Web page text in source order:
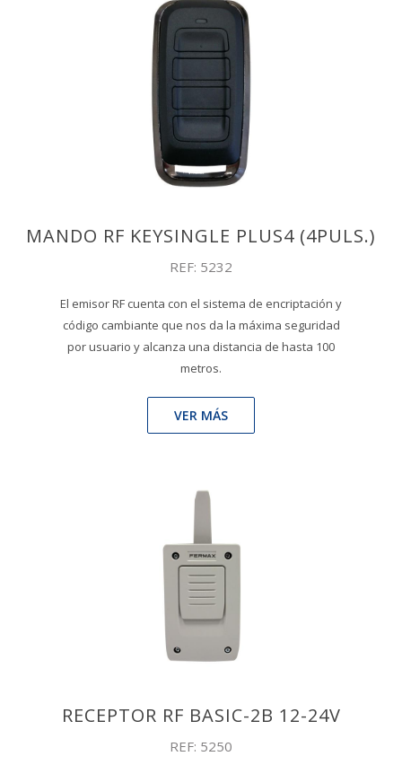
MANDO RF KEYSINGLE PLUS4 (4PULS.)
REF: 5232
El emisor RF cuenta con el sistema de encriptación y
código cambiante que nos da la máxima seguridad
por usuario y alcanza una distancia de hasta 100
metros.
VER MÁS
RECEPTOR RF BASIC-2B 12-24V
REF: 5250